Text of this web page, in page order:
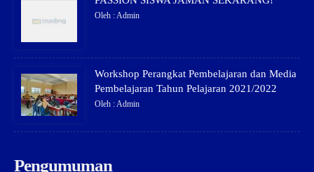
Oleh : Admin
Workshop Perangkat Pembelajaran dan Media
Pembelajaran Tahun Pelajaran 2021/2022
Oleh : Admin
Pengumuman